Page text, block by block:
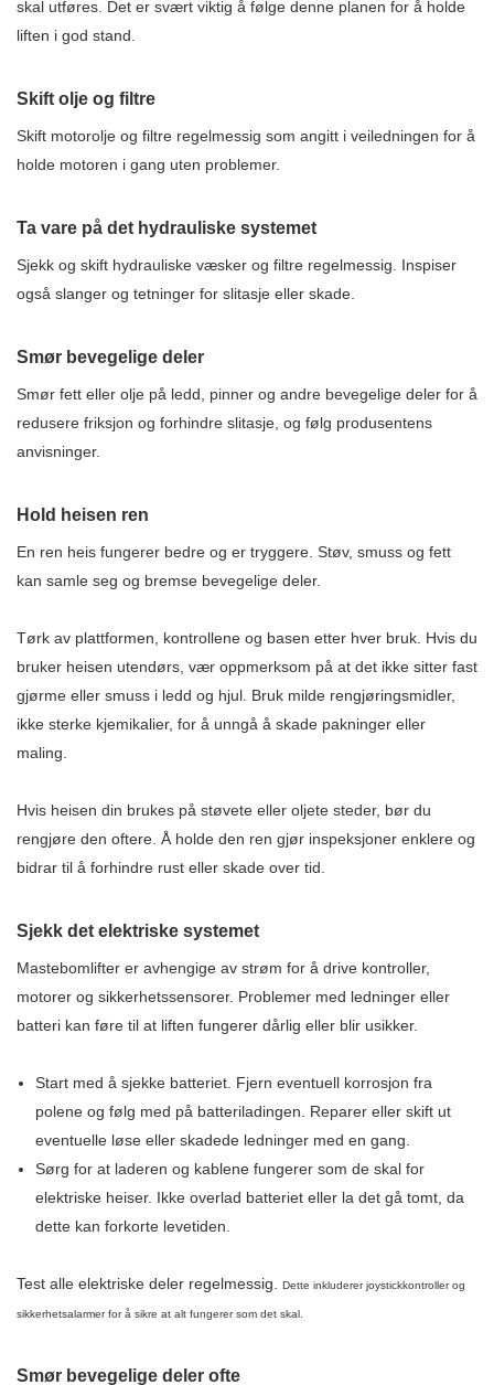
skal utføres. Det er svært viktig å følge denne planen for å holde
liften i god stand.
Skift olje og filtre
Skift motorolje og filtre regelmessig som angitt i veiledningen for å
holde motoren i gang uten problemer.
Ta vare på det hydrauliske systemet
Sjekk og skift hydrauliske væsker og filtre regelmessig. Inspiser
også slanger og tetninger for slitasje eller skade.
Smør bevegelige deler
Smør fett eller olje på ledd, pinner og andre bevegelige deler for å
redusere friksjon og forhindre slitasje, og følg produsentens
anvisninger.
Hold heisen ren
En ren heis fungerer bedre og er tryggere. Støv, smuss og fett
kan samle seg og bremse bevegelige deler.
Tørk av plattformen, kontrollene og basen etter hver bruk. Hvis du
bruker heisen utendørs, vær oppmerksom på at det ikke sitter fast
gjørme eller smuss i ledd og hjul. Bruk milde rengjøringsmidler,
ikke sterke kjemikalier, for å unngå å skade pakninger eller
maling.
Hvis heisen din brukes på støvete eller oljete steder, bør du
rengjøre den oftere. Å holde den ren gjør inspeksjoner enklere og
bidrar til å forhindre rust eller skade over tid.
Sjekk det elektriske systemet
Mastebomlifter er avhengige av strøm for å drive kontroller,
motorer og sikkerhetssensorer. Problemer med ledninger eller
batteri kan føre til at liften fungerer dårlig eller blir usikker.
Start med å sjekke batteriet. Fjern eventuell korrosjon fra
polene og følg med på batteriladingen. Reparer eller skift ut
eventuelle løse eller skadede ledninger med en gang.
Sørg for at laderen og kablene fungerer som de skal for
elektriske heiser. Ikke overlad batteriet eller la det gå tomt, da
dette kan forkorte levetiden.
Test alle elektriske deler regelmessig. Dette inkluderer joystickkontroller og
sikkerhetsalarmer for å sikre at alt fungerer som det skal.
Smør bevegelige deler ofte